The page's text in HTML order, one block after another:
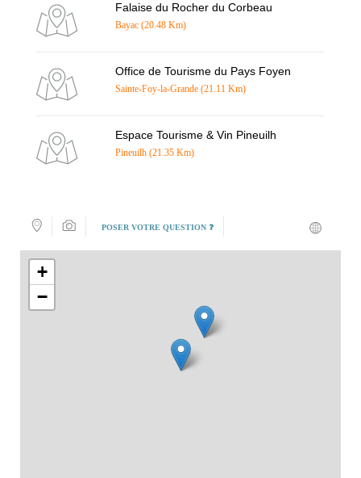
Falaise du Rocher du Corbeau
Bayac (20.48 Km)
Office de Tourisme du Pays Foyen
Sainte-Foy-la-Grande (21.11 Km)
Espace Tourisme & Vin Pineuilh
Pineuilh (21.35 Km)
POSER VOTRE QUESTION ❓
+
−